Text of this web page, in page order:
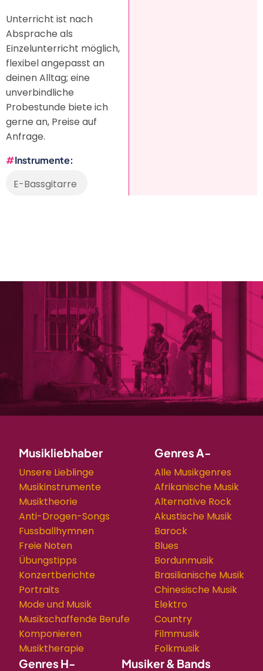
Unterricht ist nach
Absprache als
Einzelunterricht möglich,
flexibel angepasst an
deinen Alltag; eine
unverbindliche
Probestunde biete ich
gerne an, Preise auf
Anfrage.
Instrumente
E-Bassgitarre
Musikliebhaber
Unsere Lieblinge
Musikinstrumente
Musiktheorie
Anti-Drogen-Songs
Fussballhymnen
Freie Noten
Übungstipps
Konzertberichte
Portraits
Mode und Musik
Musikschaffende Berufe
Komponieren
Musiktherapie
Genres A-
Alle Musikgenres
Afrikanische Musik
Alternative Rock
Akustische Musik
Barock
Blues
Bordunmusik
Brasilianische Musik
Chinesische Musik
Elektro
Country
Filmmusik
Folkmusik
Genres H- Musiker & Bands